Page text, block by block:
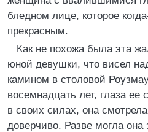
бледном лице, которое
прекрасным.
Как не похожа была эта
юной девушки, что висел
камином в столовой
восемнадцать лет, глаза ее
в своих силах, она
доверчиво. Разве могла она